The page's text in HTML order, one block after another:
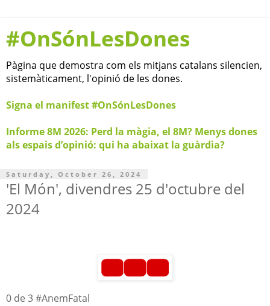
#OnSónLesDones
Pàgina que demostra com els mitjans catalans silencien,
sistemàticament, l'opinió de les dones.
Signa el manifest #OnSónLesDones
Informe 8M 2026: Perd la màgia, el 8M? Menys dones
als espais d’opinió: qui ha abaixat la guàrdia?
Saturday, October 26, 2024
'El Món', divendres 25 d'octubre del
2024
0 de 3 #AnemFatal